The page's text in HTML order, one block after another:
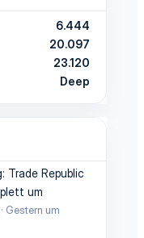
6.444
20.097
23.120
Deep
Trade Republic
um
Gestern um